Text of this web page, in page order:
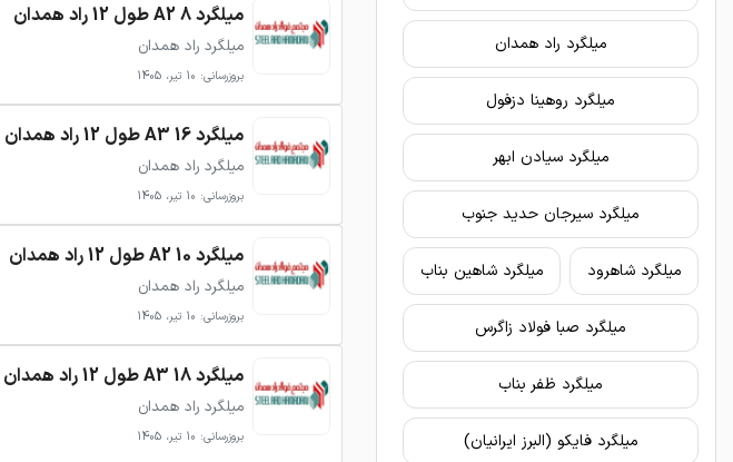
میلگرد راد همدان
میلگرد روهینا دزفول
میلگرد سیادن ابهر
میلگرد سیرجان حدید جنوب
میلگرد شاهرود میلگرد شاهین بناب
میلگرد صبا فولاد زاگرس
میلگرد ظفر بناب
میلگرد فایکو (البرز ایرانیان)
میلگرد 8 A2 طول 12 راد همدان
میلگرد راد همدان
بروزرسانی: 10 تیر، 1405
میلگرد 16 A3 طول 12 راد همدان
میلگرد راد همدان
بروزرسانی: 10 تیر، 1405
میلگرد 10 A2 طول 12 راد همدان
میلگرد راد همدان
بروزرسانی: 10 تیر، 1405
میلگرد 18 A3 طول 12 راد همدان
میلگرد راد همدان
بروزرسانی: 10 تیر، 1405